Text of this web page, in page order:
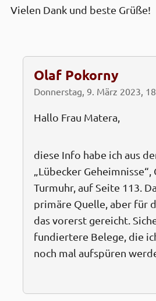
Vielen Dank und beste Grüße!
Olaf Pokorny
Donnerstag, 9. März 2023,
Hallo Frau Matera,
diese Info habe ich aus
„Lübecker Geheimnisse“,
Turmuhr, auf Seite 113.
primäre Quelle, aber für
das vorerst gereicht.
fundiertere Belege, die
noch mal aufspüren